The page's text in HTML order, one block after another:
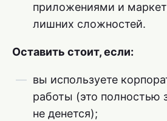
приложениями и
лишних сложностей.
Оставить стоит, если:
вы используете
работы (это полностью
не денется);